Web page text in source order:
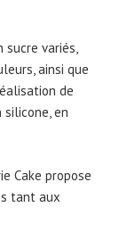
sucre variés,
ainsi que
de
en
Cake propose
tant aux